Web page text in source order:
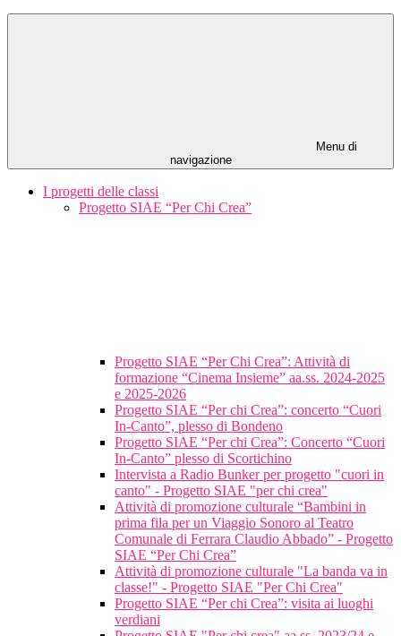
Menu di
navigazione
I progetti delle classi
Progetto SIAE “Per Chi Crea”
Progetto SIAE “Per Chi Crea”: Attività di
formazione “Cinema Insieme” aa.ss. 2024-2025
e 2025-2026
Progetto SIAE “Per chi Crea”: concerto “Cuori
In-Canto”, plesso di Bondeno
Progetto SIAE “Per chi Crea”: Concerto “Cuori
In-Canto” plesso di Scortichino
Intervista a Radio Bunker per progetto "cuori in
canto" - Progetto SIAE "per chi crea"
Attività di promozione culturale “Bambini in
prima fila per un Viaggio Sonoro al Teatro
Comunale di Ferrara Claudio Abbado” - Progetto
SIAE “Per Chi Crea”
Attività di promozione culturale "La banda va in
classe!" - Progetto SIAE "Per Chi Crea"
Progetto SIAE “Per chi Crea”: visita ai luoghi
verdiani